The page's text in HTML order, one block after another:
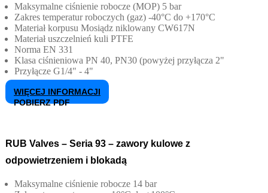
Maksymalne ciśnienie robocze (MOP) 5 bar
Zakres temperatur roboczych (gaz) -40°C do +170°C
Materiał korpusu Mosiądz niklowany CW617N
Materiał uszczelnień kuli PTFE
Norma EN 331
Klasa ciśnieniowa PN 40, PN30 (powyżej przyłącza 2"
Przyłącze G1/4" - 4"
WIĘCEJ INFORMACJI
POBIERZ PDF
RUB Valves – Seria 93 – zawory kulowe z
odpowietrzeniem i blokadą
Maksymalne ciśnienie robocze 14 bar